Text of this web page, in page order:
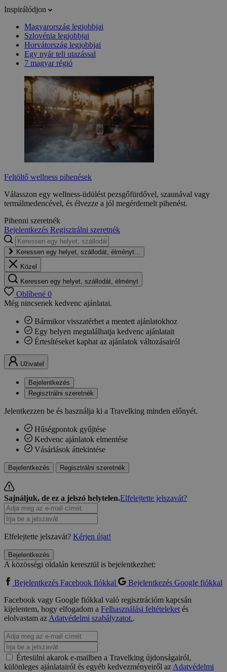
Inspirálódjon
Magyarország legjobbjai
Szlovénia legjobbjai
Horvátország legjobbjai
Egy nyár teli utazással
7 magyar régió
Feltöltő wellness pihenések
Válasszon egy wellness-üdülést pezsgőfürdővel, szaunával vagy
termálmedencével, és élvezze a jól megérdemelt pihenést.
Pihenni szeretnék
Bejelentkezés Regisztrálni szeretnék
Keressen egy helyet, szállodát, élményt...
Közel
Keressen egy helyet, szállodát, élményt
Oblíbené 0
Még nincsenek kedvenc ajánlatai.
Bármikor visszatérhet a mentett ajánlatokhoz
Egy helyen megtalálhatja kedvenc ajánlatait
Értesítéseket kaphat az ajánlatok változásairól
Uživatel
Bejelentkezés
Regisztrálni szeretnék
Jelentkezzen be és használja ki a Travelking minden előnyét.
Hűségpontok gyűjtése
Kedvenc ajánlatok elmentése
Vásárlások áttekintése
Bejelentkezés Regisztrálni szeretnék
Sajnáljuk, de ez a jelszó helytelen.Elfelejtette jelszavát?
Elfelejtette jelszavát? Kérjen újat!
Bejelentkezés
A közösségi oldalán keresztül is bejelentkezhet:
Bejelentkezés Facebook fiókkal
Bejelentkezés Google fiókkal
Facebook vagy Google fiókkal való regisztrációm kapcsán
kijelentem, hogy elfogadom a Felhasználási feltételeketés
elolvastam azAdatvédelmi szabályzatot..
Értesülni akarok e-mailben a Travelking újdonságairól,
különleges ajánlatairól és egyéb kedvezményeiről azAdatvédelmi